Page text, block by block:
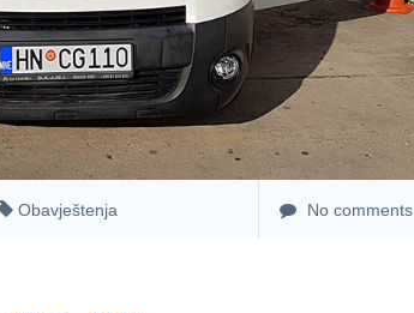
Obavještenja No comments